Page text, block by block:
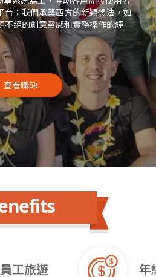
台；我們承襲西方的新穎想法，如
不絕的創意靈感和實務操作的經
查看職缺
工旅遊 年